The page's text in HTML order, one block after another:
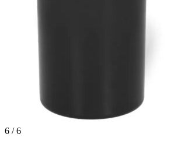
6 / 6